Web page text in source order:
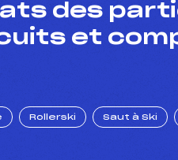
des
et
Rollerski Saut à Ski